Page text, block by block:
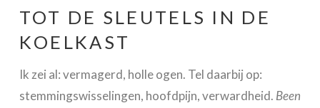
TOT DE SLEUTELS IN DE
KOELKAST
Ik zei al: vermagerd, holle ogen. Tel daarbij op:
stemmingswisselingen, hoofdpijn, verwardheid. Been